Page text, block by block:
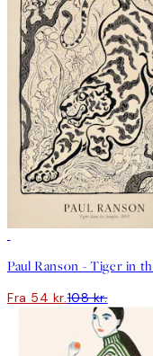
Fra 54 kr.108 kr.